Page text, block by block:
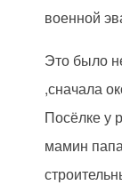
военной
Это было
,сначала
Посёлке у
мамин